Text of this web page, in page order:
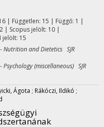
| Független: 15 | Függő: 1 |
| Scopus jelölt: 10 |
jelölt: 15
Nutrition and Dietetics SJR
(miscellaneous) SJR
Ágota ; Rákóczi, Ildikó ;